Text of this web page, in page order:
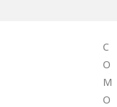
C
O
M
O